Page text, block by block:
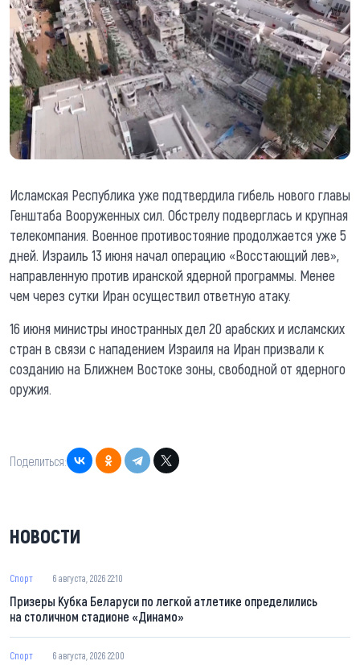
Исламская Республика уже подтвердила гибель нового главы
Генштаба Вооруженных сил. Обстрелу подверглась и крупная
телекомпания. Военное противостояние продолжается уже 5
дней. Израиль 13 июня начал операцию «Восстающий лев»,
направленную против иранской ядерной программы. Менее
чем через сутки Иран осуществил ответную атаку.
16 июня министры иностранных дел 20 арабских и исламских
стран в связи с нападением Израиля на Иран призвали к
созданию на Ближнем Востоке зоны, свободной от ядерного
оружия.
Поделиться:
НОВОСТИ
Спорт 6 августа, 2026 22:10
Призеры Кубка Беларуси по легкой атлетике определились
на столичном стадионе «Динамо»
Спорт 6 августа, 2026 22:00